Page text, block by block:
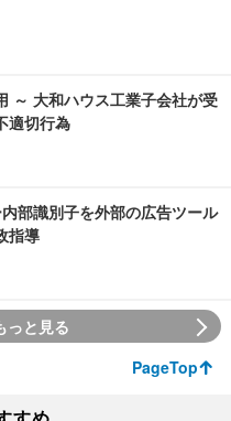
～ 大和ハウス工業子会社が受
適切行為
部識別子を外部の広告ツール
指導
っと見る
PageTop
すめ